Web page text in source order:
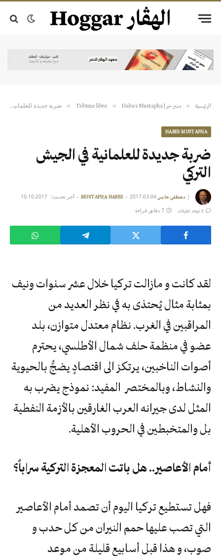
الرئيسية » منبر حر | Tribune libre » Habes Mustapha
» ضربة جديدة للعلمانية في الجيش التركي
HABES MUSTAPHA
ضربة جديدة للعلمانية في الجيش
التركي
| مصطفى حابس MUSTAPHA HABES2017-03-04 آخر تحديث: 2017-10-10
لا توجد تعليقات 7 دقائق قراءة
لقد كانت و مازالت تركيا خلال عشر سنوات ونيف
بمثابة مثال يُحتذى به في نظر العديد من
المراقبين في الغرب. نظام معتدل متوازن، بلد
عضو في منظمة حلف شمال الأطلسي، يحترم
أصوات الناخبين، يرتكز الى اقتصادٍ يضجُّ بالحيوية
والنشاط، وبالمختصر المفيد: نموذج يضرب به
المثل لدى جيرانه العرب الغارقين بالأزمة النفطية
بل والمتخبطين في الحروب الأهلية.
أمام الأعاصير.. هل باتت المعجزة التركية سراباً؟
فهل تستطيع تركيا اليوم أن تصمد أمام الأعاصير
التي تصب عليها حمم النيران من كل حدب و
صوب، و هذا قبل أسابيع قليلة من موعد